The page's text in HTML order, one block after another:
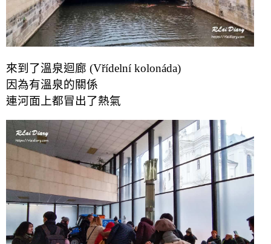
來到了溫泉迴廊 (Vřídelní kolonáda)
因為有溫泉的關係
連河面上都冒出了熱氣